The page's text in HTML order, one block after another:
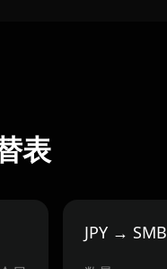
表
JPY → SMB